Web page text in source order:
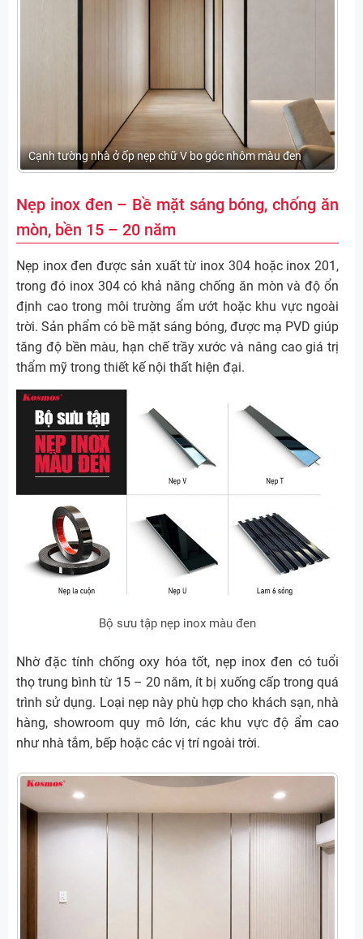
Cạnh tường nhà ở ốp nẹp chữ V bo góc nhôm màu đen
Nẹp inox đen – Bề mặt sáng bóng, chống ăn
mòn, bền 15 – 20 năm
Nẹp inox đen được sản xuất từ inox 304 hoặc inox 201,
trong đó inox 304 có khả năng chống ăn mòn và độ ổn
định cao trong môi trường ẩm ướt hoặc khu vực ngoài
trời. Sản phẩm có bề mặt sáng bóng, được mạ PVD giúp
tăng độ bền màu, hạn chế trầy xước và nâng cao giá trị
thẩm mỹ trong thiết kế nội thất hiện đại.
Bộ sưu tập nẹp inox màu đen
Nhờ đặc tính chống oxy hóa tốt, nẹp inox đen có tuổi
thọ trung bình từ 15 – 20 năm, ít bị xuống cấp trong quá
trình sử dụng. Loại nẹp này phù hợp cho khách sạn, nhà
hàng, showroom quy mô lớn, các khu vực độ ẩm cao
như nhà tắm, bếp hoặc các vị trí ngoài trời.